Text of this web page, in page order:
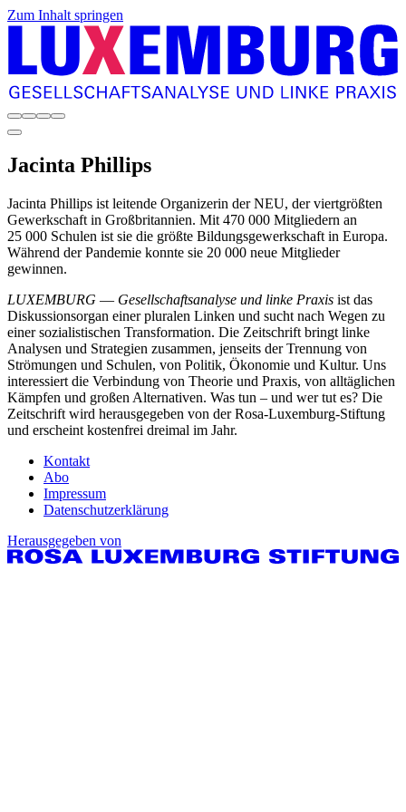
Zum Inhalt springen
Jacinta Phillips
Jacinta Phillips ist leitende Organizerin der NEU, der viertgrößten
Gewerkschaft in Großbritannien. Mit 470 000 Mitgliedern an
25 000 Schulen ist sie die größte Bildungsgewerkschaft in Europa.
Während der Pandemie konnte sie 20 000 neue Mitglieder
gewinnen.
LUXEMBURG — Gesellschaftsanalyse und linke Praxis ist das
Diskussionsorgan einer pluralen Linken und sucht nach Wegen zu
einer sozialistischen Transformation. Die Zeitschrift bringt linke
Analysen und Strategien zusammen, jenseits der Trennung von
Strömungen und Schulen, von Politik, Ökonomie und Kultur. Uns
interessiert die Verbindung von Theorie und Praxis, von alltäglichen
Kämpfen und großen Alternativen. Was tun – und wer tut es? Die
Zeitschrift wird herausgegeben von der Rosa-Luxemburg-Stiftung
und erscheint kostenfrei dreimal im Jahr.
Kontakt
Abo
Impressum
Datenschutzerklärung
Herausgegeben von